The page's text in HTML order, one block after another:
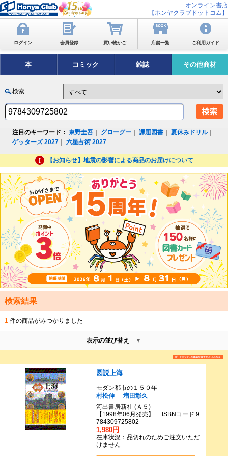
オンライン書店
【ホンヤクラブドットコム】
ログイン 会員登録 買い物かご 店舗一覧 ご利用ガイド
本 コミック 雑誌 その他商材
検索
注目のキーワード： 東野圭吾 グローグー ｜課題図書 ｜夏休みドリル｜
ゲッターズ 2027 ｜六星占術 2027
【お知らせ】地震の影響による商品のお届けについて
検索結果
1 件の商品がみつかりました
表示の並び替え
図説上海
モダン都市の１５０年
村松伸
増田彰久
河出書房新社 (Ａ５)
【1998年06月発売】 ISBNコード 9
784309725802
1,980円
在庫状況：品切れのためご注文いただ
けません